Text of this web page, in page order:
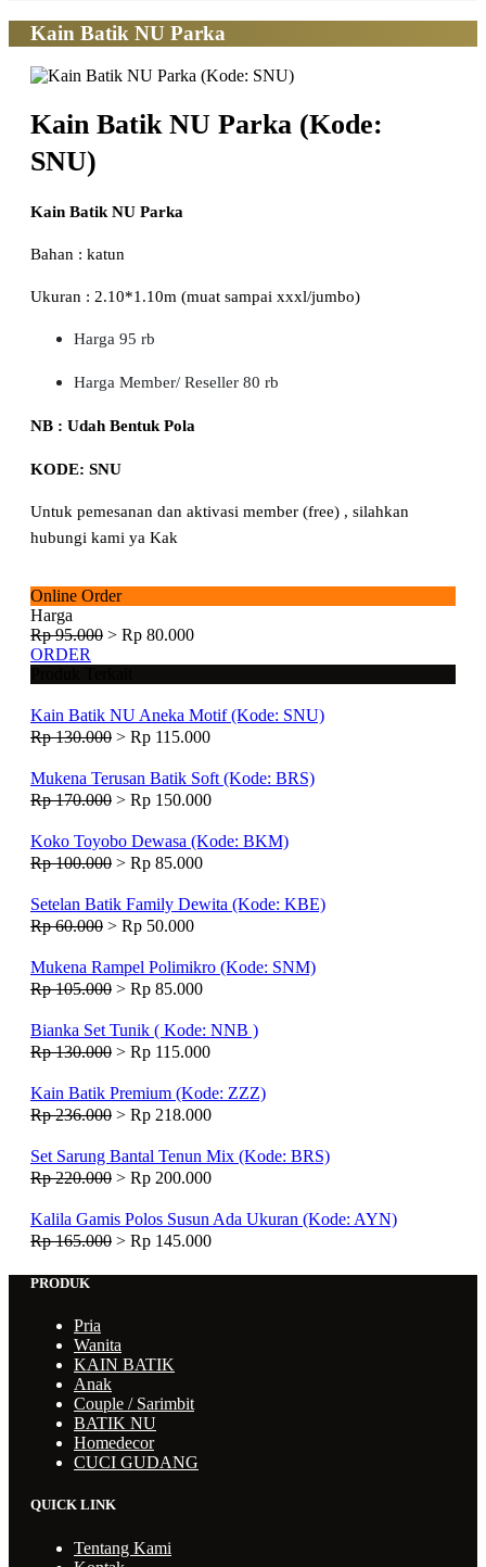
Kain Batik NU Parka
Kain Batik NU Parka (Kode:
SNU)
Kain Batik NU Parka
Bahan : katun
Ukuran : 2.10*1.10m (muat sampai xxxl/jumbo)
Harga 95 rb
Harga Member/ Reseller 80 rb
NB : Udah Bentuk Pola
KODE: SNU
Untuk pemesanan dan aktivasi member (free) , silahkan
hubungi kami ya Kak
Online Order
Harga
Rp 95.000 > Rp 80.000
ORDER
Kain Batik NU Aneka Motif (Kode: SNU)
Rp 130.000 > Rp 115.000
Mukena Terusan Batik Soft (Kode: BRS)
Rp 170.000 > Rp 150.000
Koko Toyobo Dewasa (Kode: BKM)
Rp 100.000 > Rp 85.000
Setelan Batik Family Dewita (Kode: KBE)
Rp 60.000 > Rp 50.000
Mukena Rampel Polimikro (Kode: SNM)
Rp 105.000 > Rp 85.000
Bianka Set Tunik ( Kode: NNB )
Rp 130.000 > Rp 115.000
Kain Batik Premium (Kode: ZZZ)
Rp 236.000 > Rp 218.000
Set Sarung Bantal Tenun Mix (Kode: BRS)
Rp 220.000 > Rp 200.000
Kalila Gamis Polos Susun Ada Ukuran (Kode: AYN)
Rp 165.000 > Rp 145.000
PRODUK
Pria
Wanita
KAIN BATIK
Anak
Couple / Sarimbit
BATIK NU
Homedecor
CUCI GUDANG
QUICK LINK
Tentang Kami